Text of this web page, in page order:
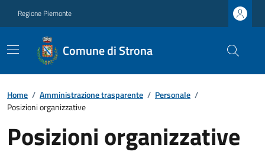
Regione Piemonte
Comune di Strona
Home / Amministrazione trasparente / Personale /
Posizioni organizzative
Posizioni organizzative